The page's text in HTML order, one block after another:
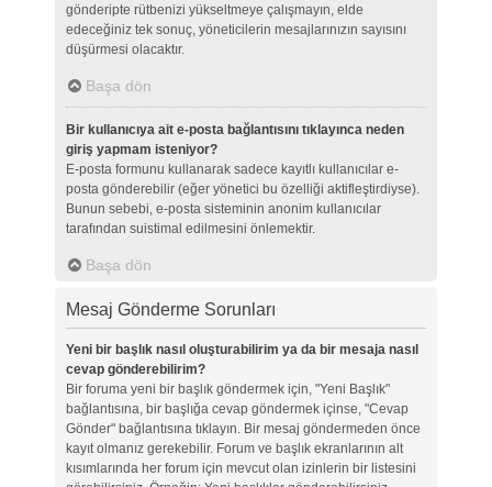
gönderipte rütbenizi yükseltmeye çalışmayın, elde
edeceğiniz tek sonuç, yöneticilerin mesajlarınızın sayısını
düşürmesi olacaktır.
Başa dön
Bir kullanıcıya ait e-posta bağlantısını tıklayınca neden
giriş yapmam isteniyor?
E-posta formunu kullanarak sadece kayıtlı kullanıcılar e-
posta gönderebilir (eğer yönetici bu özelliği aktifleştirdiyse).
Bunun sebebi, e-posta sisteminin anonim kullanıcılar
tarafından suistimal edilmesini önlemektir.
Başa dön
Mesaj Gönderme Sorunları
Yeni bir başlık nasıl oluşturabilirim ya da bir mesaja nasıl
cevap gönderebilirim?
Bir foruma yeni bir başlık göndermek için, "Yeni Başlık"
bağlantısına, bir başlığa cevap göndermek içinse, "Cevap
Gönder" bağlantısına tıklayın. Bir mesaj göndermeden önce
kayıt olmanız gerekebilir. Forum ve başlık ekranlarının alt
kısımlarında her forum için mevcut olan izinlerin bir listesini